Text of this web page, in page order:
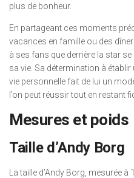
plus de bonheur.
En partageant ces moments
vacances en famille ou des
à ses fans que derrière la star
sa vie. Sa détermination à
vie personnelle fait de lui un
l’on peut réussir tout en restant
Mesures et poids
Taille d’Andy Borg
La taille d’Andy Borg, mesurée